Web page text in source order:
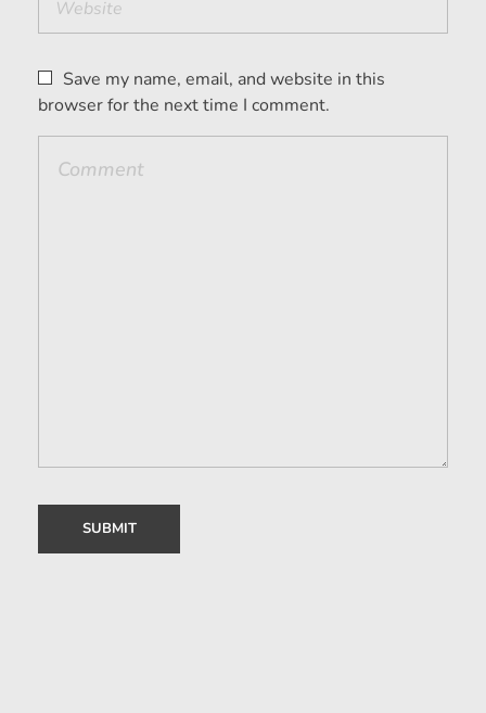
Save my name, email, and website in this
browser for the next time I comment.